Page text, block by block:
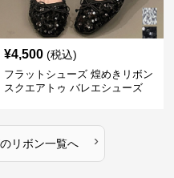
¥4,500 (税込)
フラットシューズ 煌めきリボン
スクエアトゥ バレエシューズ
のリボン一覧へ ›